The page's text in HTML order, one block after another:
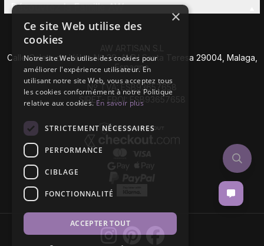
Découvrez la Famille AW
AW ARTISAN S.L
Calle Caleta de Vélez Nº 39-41 P.I Santa Teresa 29004, Malaga,
Espagne
Nº TVA: ESB93657658
SIRET- EROI: ESB93657658
×
Ce site Web utilise des
cookies
Notre site Web utilise des cookies pour
améliorer l'expérience utilisateur. En
utilisant notre site Web, vous acceptez tous
les cookies conformément à notre Politique
relative aux cookies.En savoir plus
STRICTEMENT NÉCESSAIRES
PERFORMANCE
CIBLAGE
FONCTIONNALITÉ
ACCEPTER TOUT